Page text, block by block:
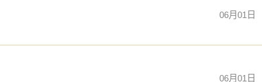
06月01日
06月01日